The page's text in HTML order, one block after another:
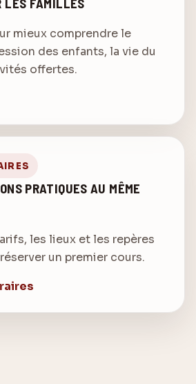
LES FAMILLES
mieux comprendre le
des enfants, la vie du
offertes.
PRATIQUES AU MÊME
les lieux et les repères
un premier cours.